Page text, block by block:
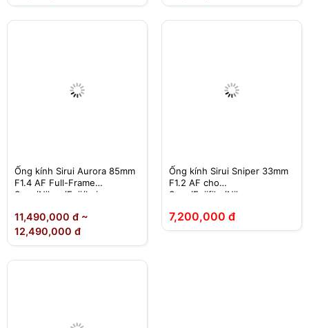
Ống kính Sirui Aurora 85mm
F1.4 AF Full-Frame
Sony/Nikon/Fuji/Leica
11,490,000 đ ~
12,490,000 đ
Ống kính Sirui Sniper 33mm
F1.2 AF cho
Sony/Fujifilm/Nikon
7,200,000 đ